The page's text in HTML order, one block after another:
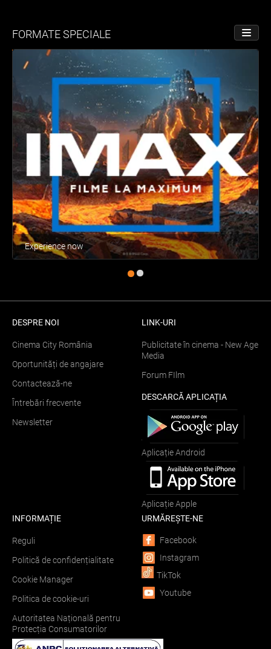
FORMATE SPECIALE
Experience now
DESPRE NOI
Cinema City România
Oportunități de angajare
Contactează-ne
Întrebări frecvente
Newsletter
LINK-URI
Publicitate în cinema - New Age
Media
Forum FIlm
DESCARCĂ APLICAȚIA
Aplicație Android
Aplicație Apple
INFORMAȚIE
Reguli
Politică de confidențialitate
Cookie Manager
Politica de cookie-uri
Autoritatea Națională pentru
Protecția Consumatorilor
URMĂREȘTE-NE
Facebook
Instagram
TikTok
Youtube